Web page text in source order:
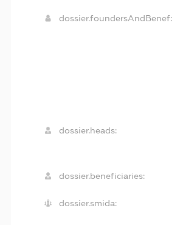
dossier.foundersAndBenef:
dossier.heads:
dossier.beneficiaries:
dossier.smida: